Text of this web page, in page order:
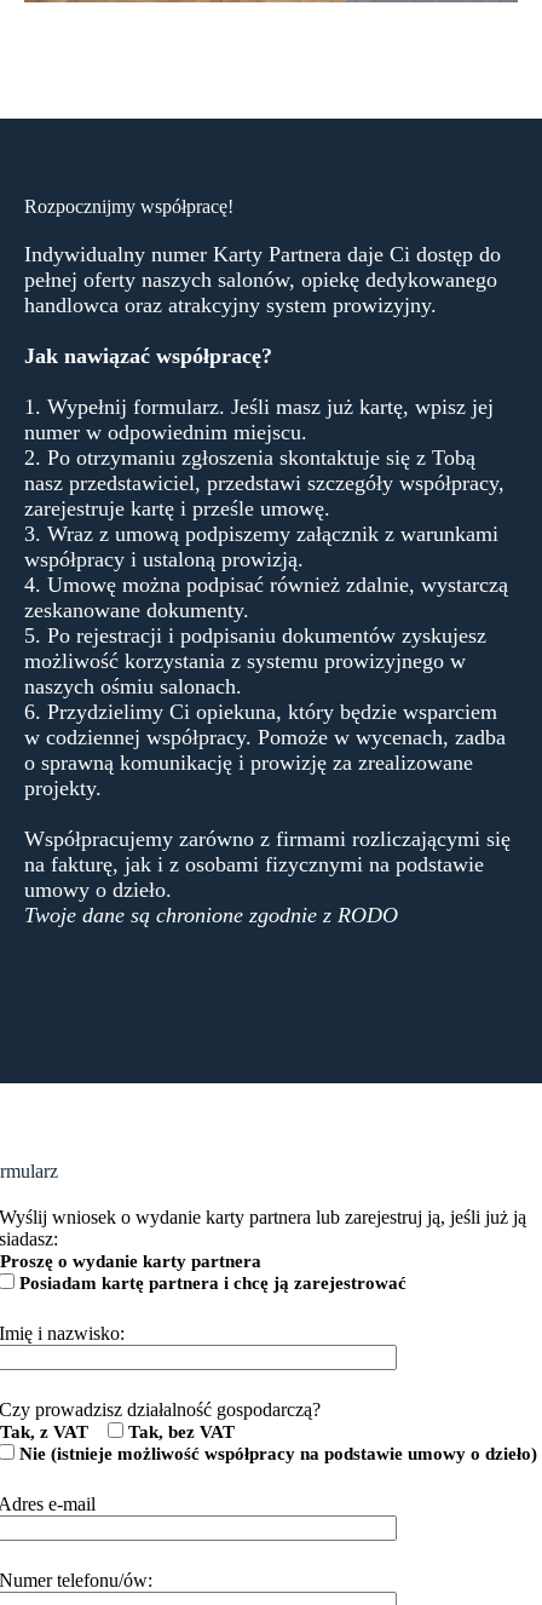
Rozpocznijmy współpracę!
Indywidualny numer Karty Partnera daje Ci dostęp do
pełnej oferty naszych salonów, opiekę dedykowanego
handlowca oraz atrakcyjny system prowizyjny.
Jak nawiązać współpracę?
1. Wypełnij formularz. Jeśli masz już kartę, wpisz jej
numer w odpowiednim miejscu.
2. Po otrzymaniu zgłoszenia skontaktuje się z Tobą
nasz przedstawiciel, przedstawi szczegóły współpracy,
zarejestruje kartę i prześle umowę.
3. Wraz z umową podpiszemy załącznik z warunkami
współpracy i ustaloną prowizją.
4. Umowę można podpisać również zdalnie, wystarczą
zeskanowane dokumenty.
5. Po rejestracji i podpisaniu dokumentów zyskujesz
możliwość korzystania z systemu prowizyjnego w
naszych ośmiu salonach.
6. Przydzielimy Ci opiekuna, który będzie wsparciem
w codziennej współpracy. Pomoże w wycenach, zadba
o sprawną komunikację i prowizję za zrealizowane
projekty.
Współpracujemy zarówno z firmami rozliczającymi się
na fakturę, jak i z osobami fizycznymi na podstawie
umowy o dzieło.
Twoje dane są chronione zgodnie z RODO
wniosek o wydanie karty partnera lub zarejestruj ją, jeśli już ją
Proszę o wydanie karty partnera
Posiadam kartę partnera i chcę ją zarejestrować
i nazwisko:
prowadzisz działalność gospodarczą?
Tak, z VAT
Tak, bez VAT
Nie (istnieje możliwość współpracy na podstawie umowy o dzieło)
e-mail
telefonu/ów: